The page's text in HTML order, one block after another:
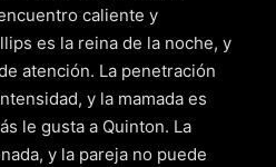
caliente y
es la reina de la noche, y
atención. La penetración
y la mamada es
le gusta a Quinton. La
y la pareja no puede